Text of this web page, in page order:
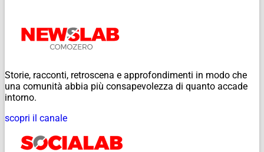
Storie, racconti, retroscena e approfondimenti in modo che
una comunità abbia più consapevolezza di quanto accade
intorno.
scopri il canale